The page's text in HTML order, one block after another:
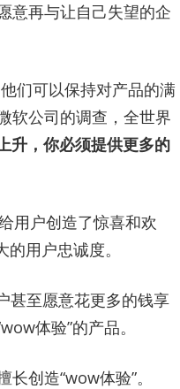
意再与让自己失望的企
们可以保持对产品的满
软公司的调查，全世界
升，你必须提供更多的
用户创造了惊喜和欢
用户忠诚度。
甚至愿意花更多的钱享
体验”的产品。
创造“wow体验”。